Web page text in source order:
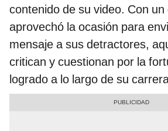
contenido de su video. Con un
aprovechó la ocasión para
mensaje a sus detractores,
critican y cuestionan por la
logrado a lo largo de su